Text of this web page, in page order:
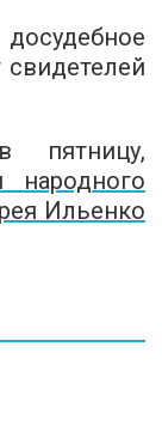
пятницу,
народного
Ильенко